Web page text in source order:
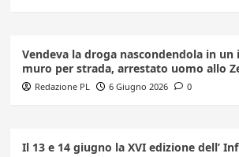
Vendeva la droga nascondendola in un
muro per strada, arrestato uomo allo
Redazione PL 6 Giugno 2026 0
Il 13 e 14 giugno la XVI edizione dell’